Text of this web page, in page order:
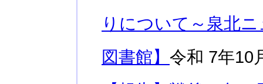
りについて～泉北
図書館】 令和 7年10